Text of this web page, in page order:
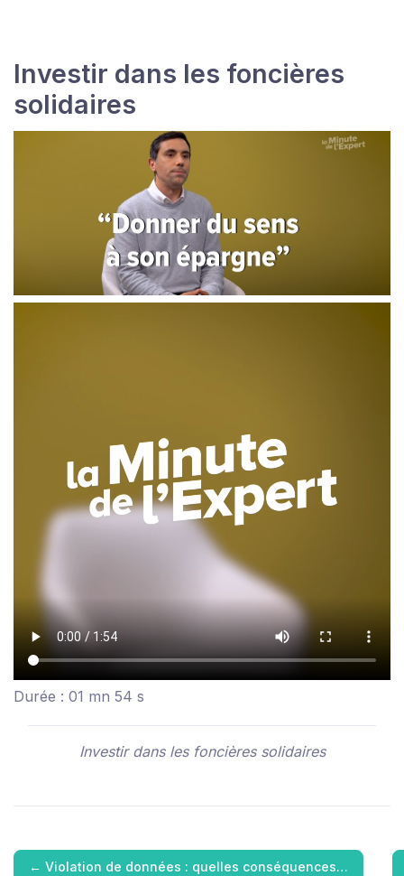
Investir dans les foncières
solidaires
Durée : 01 mn 54 s
Investir dans les foncières solidaires
← Violation de données : quelles conséquences…